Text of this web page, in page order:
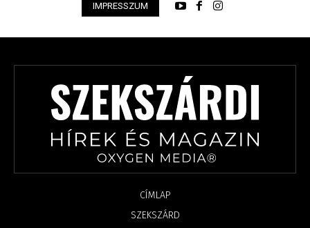
IMPRESSZUM
CÍMLAP
SZEKSZÁRD